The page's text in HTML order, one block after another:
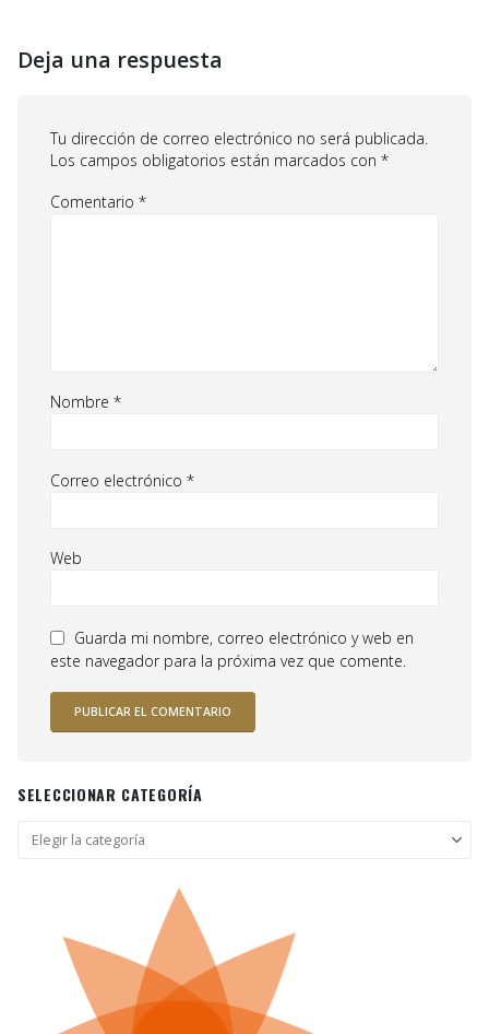
Deja una respuesta
Tu dirección de correo electrónico no será publicada.
Los campos obligatorios están marcados con *
Comentario *
Nombre *
Correo electrónico *
Web
Guarda mi nombre, correo electrónico y web en
este navegador para la próxima vez que comente.
SELECCIONAR CATEGORÍA
Seleccionar
categoría